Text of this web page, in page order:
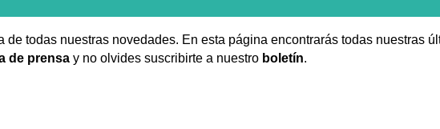
de todas nuestras novedades. En esta página encontrarás todas nuestras
de prensa y no olvides suscribirte a nuestro boletín.